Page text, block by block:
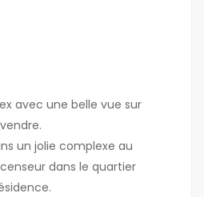
avec une belle vue sur
un jolie complexe au
dans le quartier